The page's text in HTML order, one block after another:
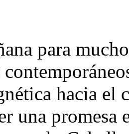
para
hacia el
una promesa